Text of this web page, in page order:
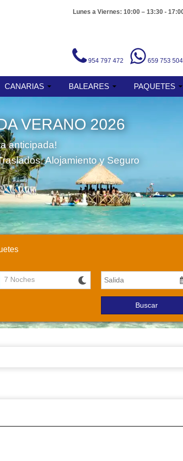
Lunes a Viernes: 10:00 – 13:30 -
954 797 472 659 753 504
CANARIAS BALEARES PAQUETES
VERANO 2026
anticipada!
Alojamiento y Seguro
7 Noches
Buscar